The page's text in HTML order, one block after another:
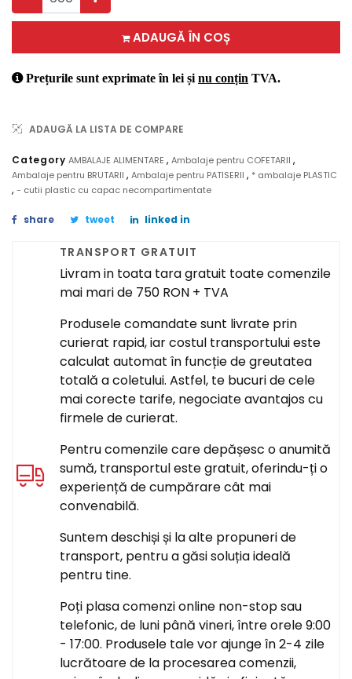
ADAUGĂ ÎN COȘ
Prețurile sunt exprimate în lei și nu conțin TVA.
ADAUGĂ LA LISTA DE COMPARE
CategoryAMBALAJE ALIMENTARE,Ambalaje pentru COFETARII,
Ambalaje pentru BRUTARII , Ambalaje pentru PATISERII , * ambalaje PLASTIC
, - cutii plastic cu capac necompartimentate
share tweet linked in
TRANSPORT GRATUIT
Livram in toata tara gratuit toate comenzile
mai mari de 750 RON + TVA
Produsele comandate sunt livrate prin
curierat rapid, iar costul transportului este
calculat automat în funcție de greutatea
totală a coletului. Astfel, te bucuri de cele
mai corecte tarife, negociate avantajos cu
firmele de curierat.
Pentru comenzile care depășesc o anumită
sumă, transportul este gratuit, oferindu-ți o
experiență de cumpărare cât mai
convenabilă.
Suntem deschiși și la alte propuneri de
transport, pentru a găsi soluția ideală
pentru tine.
Poți plasa comenzi online non-stop sau
telefonic, de luni până vineri, între orele 9:00
- 17:00. Produsele tale vor ajunge în 2-4 zile
lucrătoare de la procesarea comenzii,